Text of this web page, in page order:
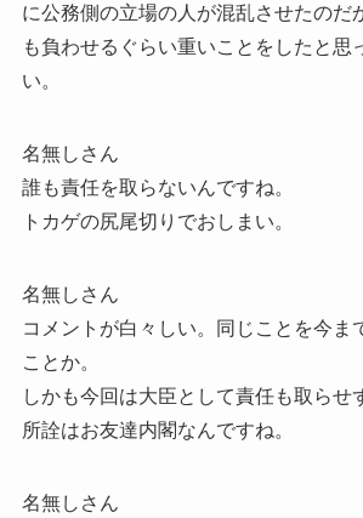
に公務側の立場の人が混乱させたのだ
も負わせるぐらい重いことをしたと思
い。
名無しさん
誰も責任を取らないんですね。
トカゲの尻尾切りでおしまい。
名無しさん
コメントが白々しい。同じことを今ま
ことか。
しかも今回は大臣として責任も取らせ
所詮はお友達内閣なんですね。
名無しさん